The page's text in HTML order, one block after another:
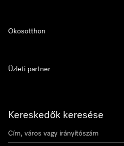
Kereskedők keresése
Okosotthon
Üzleti partner